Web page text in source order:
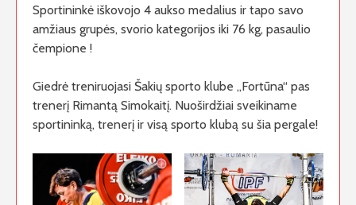
Sportininkė iškovojo 4 aukso medalius ir tapo savo
amžiaus grupės, svorio kategorijos iki 76 kg, pasaulio
čempione !
Giedrė treniruojasi Šakių sporto klube „Fortūna“ pas
trenerį Rimantą Simokaitį. Nuoširdžiai sveikiname
sportininką, trenerį ir visą sporto klubą su šia pergale!